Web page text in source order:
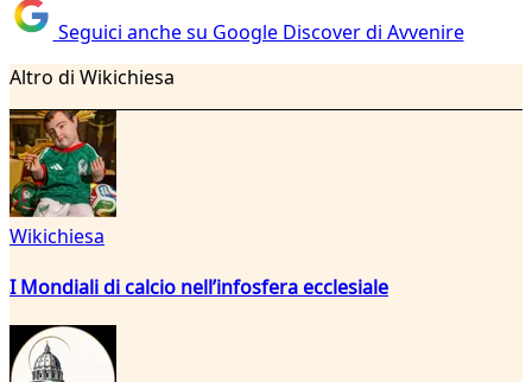
Seguici anche su Google Discover di Avvenire
Altro di Wikichiesa
Wikichiesa
I Mondiali di calcio nell’infosfera ecclesiale